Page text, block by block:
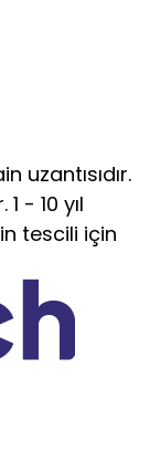
uzantısıdır.
- 10 yıl
tescili için